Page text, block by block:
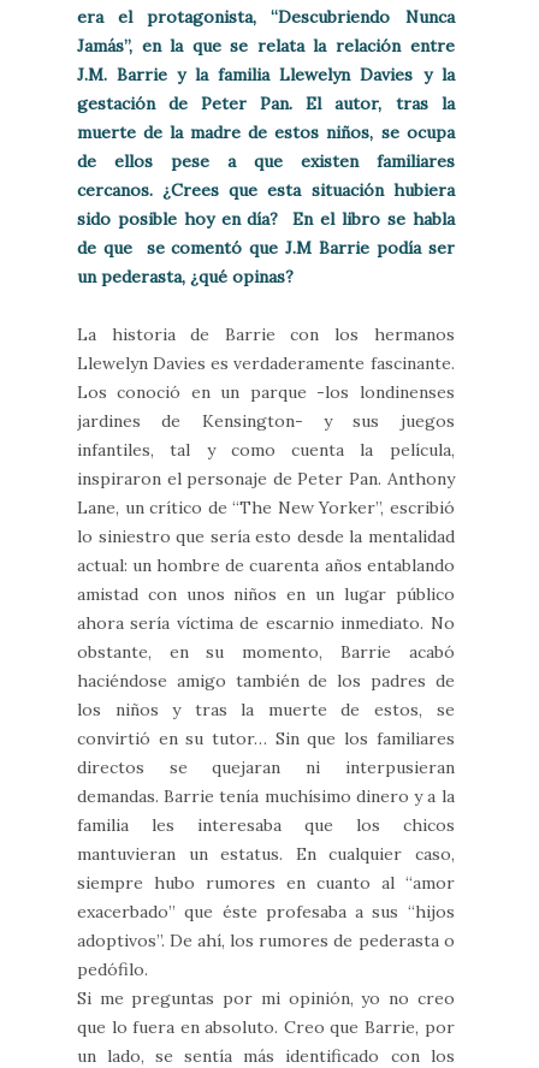
era el protagonista, “Descubriendo Nunca
Jamás”, en la que se relata la relación entre
J.M. Barrie y la familia Llewelyn Davies y la
gestación de Peter Pan. El autor, tras la
muerte de la madre de estos niños, se ocupa
de ellos pese a que existen familiares
cercanos. ¿Crees que esta situación hubiera
sido posible hoy en día? En el libro se habla
de que se comentó que J.M Barrie podía ser
un pederasta, ¿qué opinas?
La historia de Barrie con los hermanos
Llewelyn Davies es verdaderamente fascinante.
Los conoció en un parque -los londinenses
jardines de Kensington- y sus juegos
infantiles, tal y como cuenta la película,
inspiraron el personaje de Peter Pan. Anthony
Lane, un crítico de “The New Yorker”, escribió
lo siniestro que sería esto desde la mentalidad
actual: un hombre de cuarenta años entablando
amistad con unos niños en un lugar público
ahora sería víctima de escarnio inmediato. No
obstante, en su momento, Barrie acabó
haciéndose amigo también de los padres de
los niños y tras la muerte de estos, se
convirtió en su tutor… Sin que los familiares
directos se quejaran ni interpusieran
demandas. Barrie tenía muchísimo dinero y a la
familia les interesaba que los chicos
mantuvieran un estatus. En cualquier caso,
siempre hubo rumores en cuanto al “amor
exacerbado” que éste profesaba a sus “hijos
adoptivos”. De ahí, los rumores de pederasta o
pedófilo.
Si me preguntas por mi opinión, yo no creo
que lo fuera en absoluto. Creo que Barrie, por
un lado, se sentía más identificado con los